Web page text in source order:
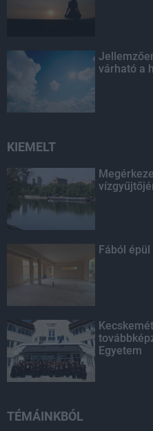
várható a
KIEMELT
Fából
Egyetem
TÉMÁINKBÓL